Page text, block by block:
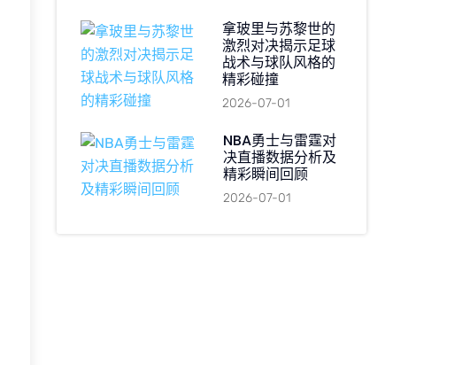
拿玻里与苏黎世的
激烈对决揭示足球
战术与球队风格的
精彩碰撞
2026-07-01
NBA勇士与雷霆对
决直播数据分析及
精彩瞬间回顾
2026-07-01